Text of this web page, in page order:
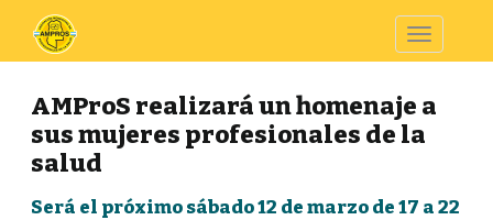
Toggle
AMProS realizará un homenaje a
sus mujeres profesionales de la
salud
Será el próximo sábado 12 de marzo de 17 a 22